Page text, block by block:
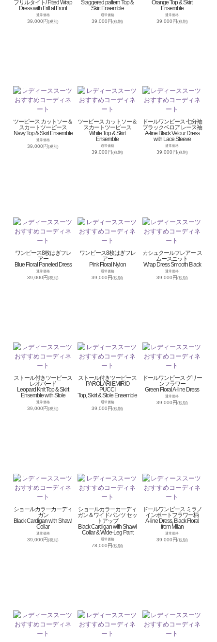
フリルタイト/ Fitted Wrap
Dress with Frill at Front
通常価格
39,000円(税別)
Staggered pattern Top &
Skirt Ensemble
通常価格
39,000円(税別)
Orange Top & Skirt
Ensemble
通常価格
39,000円 (税別)
ツーピース カットソー＆
スカートツーピース
Navy Top & Skirt Ensemble
通常価格
39,000円(税別)
ツーピース カットソー＆
スカートツーピース
White Top & Skirt
Ensemble
通常価格
39,000円(税別)
ドールワンピース 七分袖
ブラックベロア レース袖
A-line Black Velour Dress
with Lace Sleeve
通常価格
39,000円 (税別)
ワンピース8枚はぎフレ
アー
Blue Floral Paneled Dress
通常価格
39,000円(税別)
ワンピース8枚はぎフレ
アー
Pink Floral Nylon
通常価格
39,000円(税別)
カシュクールフレアー ス
ムースニット
Wrap Dress Smooth Black
通常価格
39,000円 (税別)
ストール付きツーピース
レオパード
Leopard Knit Top & Skirt
Ensemble with Stole
通常価格
39,000円(税別)
ストール付きツーピース
PAROLARI EMIRIO
PUCCI
Top, Skirt & Stole Ensemble
通常価格
39,000円(税別)
ドールワンピース グリー
ンフラワー
Green Floral A-line Dress
通常価格
39,000円 (税別)
ショールカラーカーディ
ガン
Black Cardigan with Shawl
Collar
通常価格
39,000円(税別)
ショールカラーカーディ
ガン＆ワイドパンツ セッ
トアップ
Black Cardigan with Shawl
Collar & Wide-Leg Pant
通常価格
78,000円(税別)
ドールワンピース ミラノ
インポートフラワー柄
A-line Dress, Black Floral
from Milan
通常価格
39,000円 (税別)